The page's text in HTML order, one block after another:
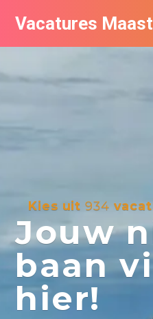
Vacatures
Kies uit934
Jouw
baan
hier!
Vacatures per bedrijf in
De populairste vacatures